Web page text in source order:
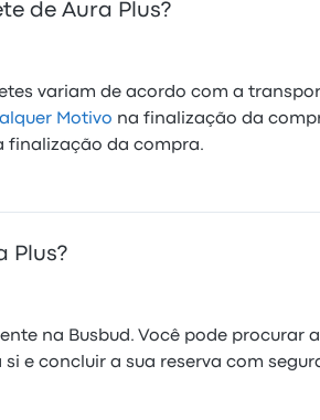
de Aura Plus?
variam de acordo com a
Motivo na finalização da
finalização da compra.
Plus?
na Busbud. Você pode
e concluir a sua reserva com